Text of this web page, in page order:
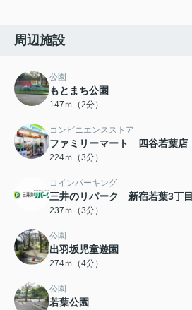
周辺施設
公園
もとまち公園
147ｍ（2分）
コンビニエンスストア
ファミリーマート 四谷若葉店
224ｍ（3分）
コインパーキング
三井のリパーク 新宿若葉3丁目
237ｍ（3分）
公園
出羽坂児童遊園
274ｍ（4分）
公園
若葉公園